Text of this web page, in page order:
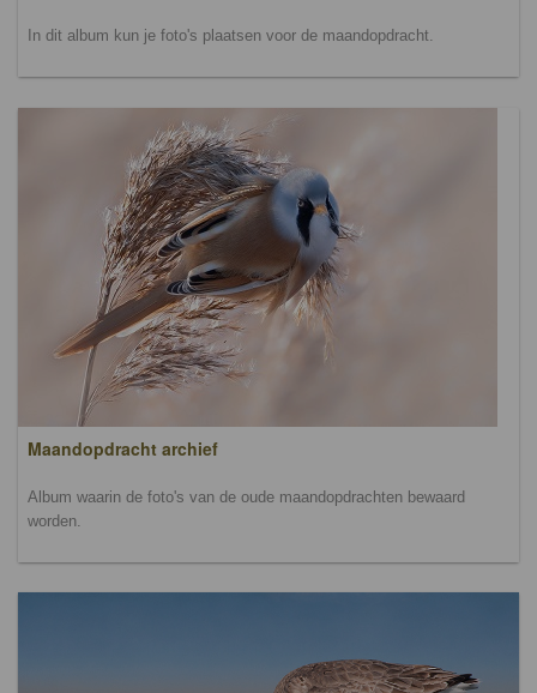
In dit album kun je foto's plaatsen voor de maandopdracht.
Maandopdracht archief
Album waarin de foto's van de oude maandopdrachten bewaard
worden.